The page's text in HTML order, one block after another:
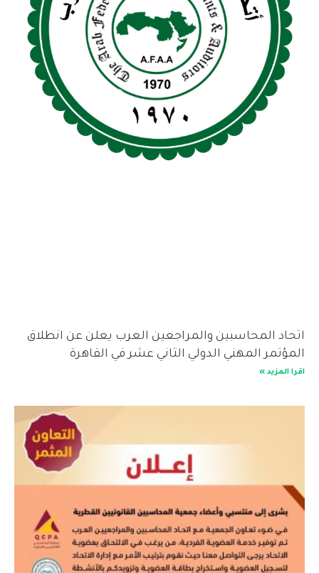
اتحاد المحاسبين والمراجعين العرب يعلن عن انطلاق
المؤتمر المهني الدولي الثاني عشر في القاهرة
اقرا المزيد »